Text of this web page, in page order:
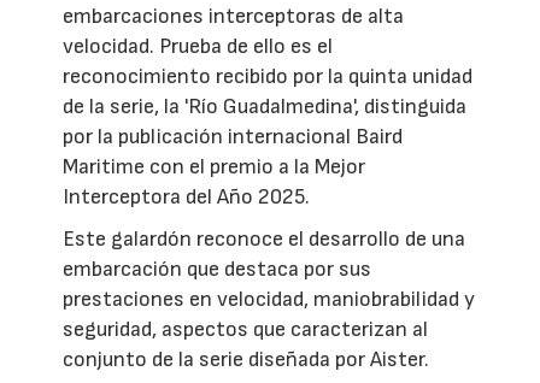
embarcaciones interceptoras de alta
velocidad. Prueba de ello es el
reconocimiento recibido por la quinta unidad
de la serie, la 'Río Guadalmedina', distinguida
por la publicación internacional Baird
Maritime con el premio a la Mejor
Interceptora del Año 2025.
Este galardón reconoce el desarrollo de una
embarcación que destaca por sus
prestaciones en velocidad, maniobrabilidad y
seguridad, aspectos que caracterizan al
conjunto de la serie diseñada por Aister.